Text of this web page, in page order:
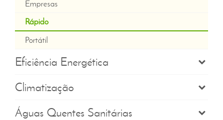
Empresas
Rápido
Portátil
Eficiência Energética
Climatização
Águas Quentes Sanitárias